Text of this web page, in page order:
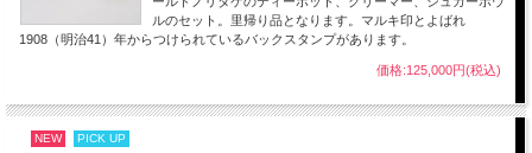
ルのセット。里帰り品となります。マルキ印とよばれ
1908（明治41）年からつけられているバックスタンプがあります。
価格:125,000円(税込)
NEW PICK UP